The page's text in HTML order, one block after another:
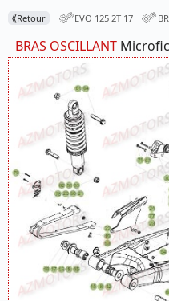
⟪Retour EVO 125 2T 17
BRAS OSCILLANT